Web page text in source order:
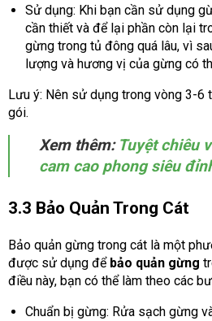
Sử dụng: Khi bạn cần sử dụng
cần thiết và để lại phần còn lại
gừng trong tủ đông quá lâu, vì
lượng và hương vị của gừng có
Lưu ý: Nên sử dụng trong vòng 3-6
gói.
Xem thêm: Tuyệt chiêu
cam cao phong siêu
3.3 Bảo Quản Trong Cát
Bảo quản gừng trong cát là một
được sử dụng để bảo quản gừng
điều này, bạn có thể làm theo các
Chuẩn bị gừng: Rửa sạch gừng